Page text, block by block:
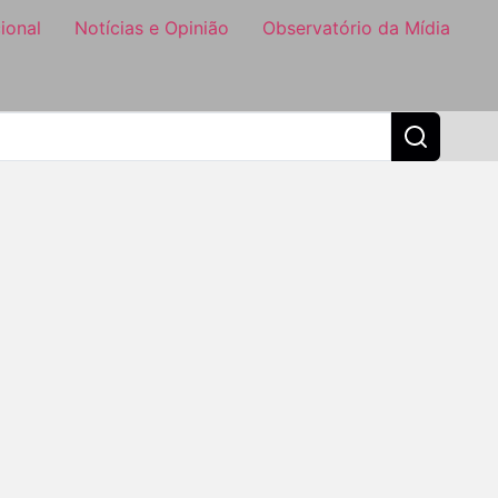
Notícias e Opinião Observatório da Mídia